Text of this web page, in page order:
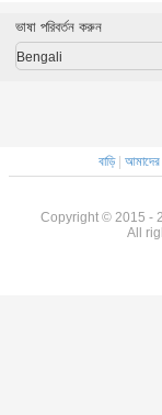
ভাষা পরিবর্তন করুন
Bengali
বাড়ি| আমাদের
Copyright © 2015 -
All